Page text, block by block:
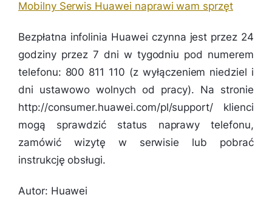
Mobilny Serwis Huawei naprawi wam sprzęt
Bezpłatna infolinia Huawei czynna jest przez 24
godziny przez 7 dni w tygodniu pod numerem
telefonu: 800 811 110 (z wyłączeniem niedziel i
dni ustawowo wolnych od pracy). Na stronie
http://consumer.huawei.com/pl/support/ klienci
mogą sprawdzić status naprawy telefonu,
zamówić wizytę w serwisie lub pobrać
instrukcję obsługi.
Autor: Huawei